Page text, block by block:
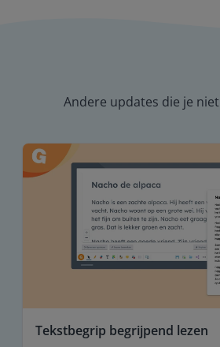
Andere updates die je
Tekstbegrip begrijpend lezen